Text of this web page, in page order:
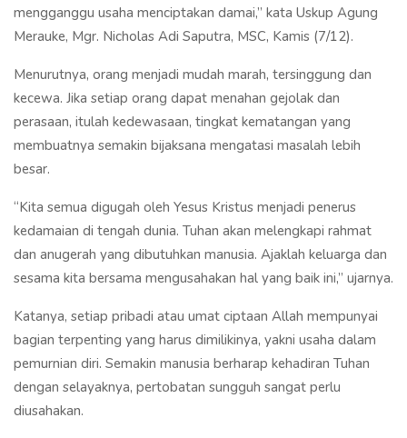
mengganggu usaha menciptakan damai,” kata Uskup Agung
Merauke, Mgr. Nicholas Adi Saputra, MSC, Kamis (7/12).
Menurutnya, orang menjadi mudah marah, tersinggung dan
kecewa. Jika setiap orang dapat menahan gejolak dan
perasaan, itulah kedewasaan, tingkat kematangan yang
membuatnya semakin bijaksana mengatasi masalah lebih
besar.
“Kita semua digugah oleh Yesus Kristus menjadi penerus
kedamaian di tengah dunia. Tuhan akan melengkapi rahmat
dan anugerah yang dibutuhkan manusia. Ajaklah keluarga dan
sesama kita bersama mengusahakan hal yang baik ini,” ujarnya.
Katanya, setiap pribadi atau umat ciptaan Allah mempunyai
bagian terpenting yang harus dimilikinya, yakni usaha dalam
pemurnian diri. Semakin manusia berharap kehadiran Tuhan
dengan selayaknya, pertobatan sungguh sangat perlu
diusahakan.